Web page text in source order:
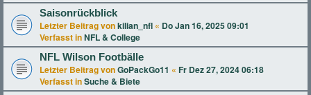
Saisonrückblick
Letzter Beitrag vonkilian_nfl « Do Jan 16, 2025 09:01
Verfasst inNFL & College
NFL Wilson Footbälle
Letzter Beitrag vonGoPackGo11 « Fr Dez 27, 2024 06:18
Verfasst inSuche & Biete